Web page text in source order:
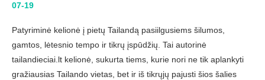
07-19
Patyriminė kelionė į pietų Tailandą pasiilgusiems šilumos,
gamtos, lėtesnio tempo ir tikrų įspūdžių. Tai autorinė
tailandieciai.lt kelionė, sukurta tiems, kurie nori ne tik aplankyti
gražiausias Tailando vietas, bet ir iš tikrųjų pajusti šios šalies